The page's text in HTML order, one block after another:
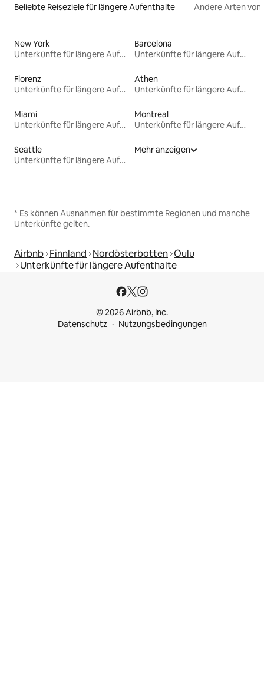
Beliebte Reiseziele für längere Aufenthalte Andere Arten
New York
Unterkünfte für längere Aufenthalte
Barcelona
Unterkünfte für längere Aufenthalte
Florenz
Unterkünfte für längere Aufenthalte
Athen
Unterkünfte für längere Aufenthalte
Miami
Unterkünfte für längere Aufenthalte
Montreal
Unterkünfte für längere Aufenthalte
Seattle
Unterkünfte für längere Aufenthalte
Mehr anzeigen
* Es können Ausnahmen für bestimmte Regionen und manche
Unterkünfte gelten.
Airbnb Finnland Nordösterbotten Oulu
Unterkünfte für längere Aufenthalte
© 2026 Airbnb, Inc.
Datenschutz
Nutzungsbedingungen